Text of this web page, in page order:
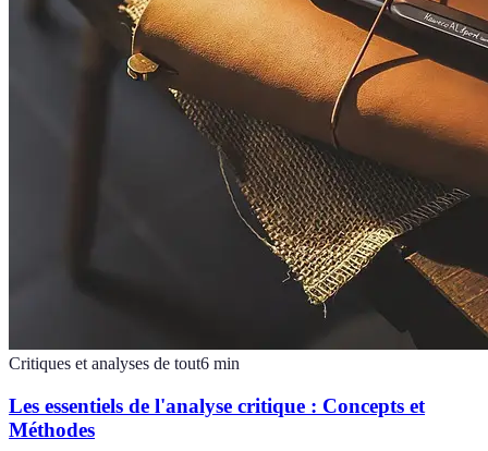
Critiques et analyses de tout6 min
Les essentiels de l'analyse critique : Concepts et
Méthodes